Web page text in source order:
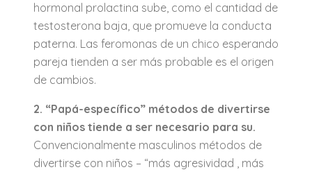
hormonal prolactina sube, como el cantidad de
testosterona baja, que promueve la conducta
paterna. Las feromonas de un chico esperando
pareja tienden a ser más probable es el origen
de cambios.
2. “Papá-específico” métodos de divertirse
con niños tiende a ser necesario para su.
Convencionalmente masculinos métodos de
divertirse con niños – “más agresividad , más